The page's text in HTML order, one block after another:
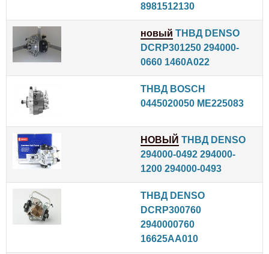
8981512130
новый ТНВД DENSO
DCRP301250 294000-
0660 1460A022
ТНВД BOSCH
0445020050 ME225083
НОВЫЙ ТНВД DENSO
294000-0492 294000-
1200 294000-0493
ТНВД DENSO
DCRP300760
2940000760
16625AA010